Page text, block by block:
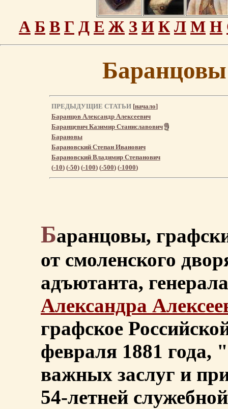
А Б В Г Д Е Ж З И К Л М Н
ПРЕДЫДУЩИЕ СТАТЬИ [начало]
Баранцов Александр Алексеевич
Баранцевич Казимир Станиславович
Барановы
Барановский Степан Иванович
Барановский Владимир Степанович
(-10) (-50) (-100) (-500) (-1000)
Баранцовы,
от смоленского
адъютанта,
Александра
графское
февраля 1881 года,
важных заслуг и
54-летней